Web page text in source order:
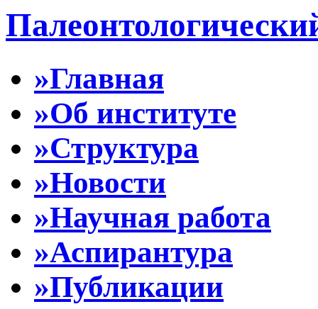
»Главная
»Об институте
»Структура
»Новости
»Научная работа
»Аспирантура
»Публикации